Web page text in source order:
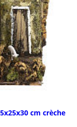
cm crèche